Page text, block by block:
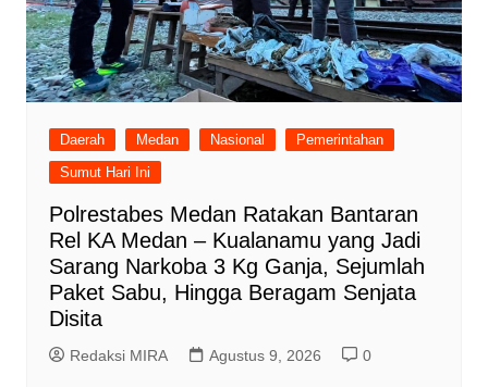
Daerah Medan Nasional
Pemerintahan
Sumut Hari Ini
Polrestabes Medan Ratakan Bantaran
Rel KA Medan – Kualanamu yang Jadi
Sarang Narkoba 3 Kg Ganja, Sejumlah
Paket Sabu, Hingga Beragam Senjata
Disita
Redaksi MIRA Agustus 9, 2026 0